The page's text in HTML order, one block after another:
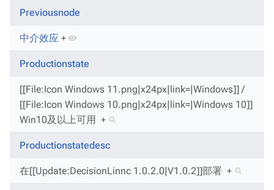
Previousnode
中介效应 +
Productionstate
[[File:Icon Windows 11.png|x24px|link=|Windows]] /
[[File:Icon Windows 10.png|x24px|link=|Windows 10]]
Win10及以上可用 +
Productionstatedesc
在[[Update:DecisionLinnc 1.0.2.0|V1.0.2]]部署 +